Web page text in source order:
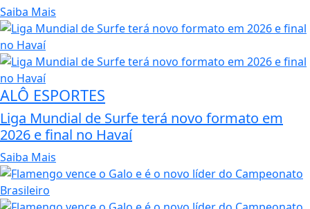
Saiba Mais
ALÔ ESPORTES
Liga Mundial de Surfe terá novo formato em
2026 e final no Havaí
Saiba Mais